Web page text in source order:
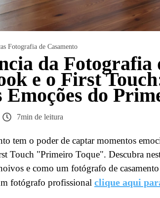
Fotografia de Casamento
da Fotografia
e o First
Emoções do
7min de leitura
tem o poder de captar momentos
Touch "Primeiro Toque". Descubra
e como um fotógrafo de
fotógrafo profissional clique aqui